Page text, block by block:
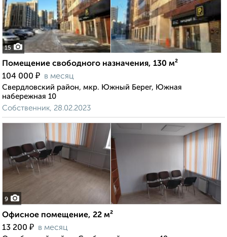
15
Помещение свободного назначения, 130 м²
104 000 ₽ в месяц
Свердловский район, мкр. Южный Берег, Южная
набережная 10
Собственник, 28.02.2023
9
Офисное помещение, 22 м²
13 200 ₽ в месяц